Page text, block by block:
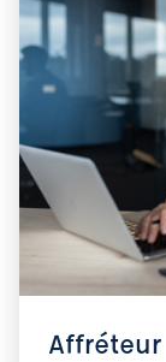
Affréteur